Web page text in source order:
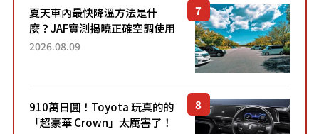
夏天車內最快降溫方法是什
麼？JAF實測揭曉正確空調使用
方式
2026.08.09
910萬日圓！Toyota 玩真的的
「超豪華 Crown」太厲害了！